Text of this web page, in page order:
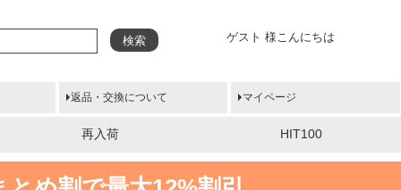
ゲスト 様こんにちは
検索
返品・交換について マイページ
再入荷 HIT100